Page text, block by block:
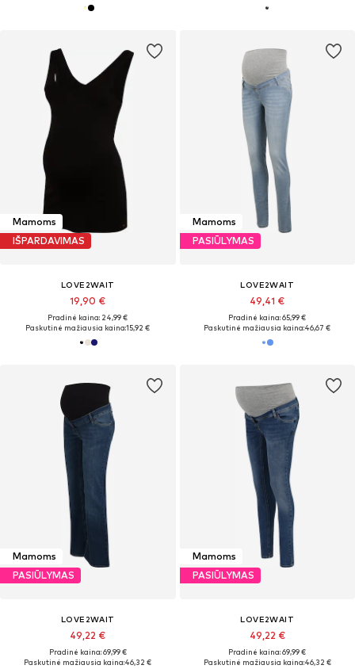
Mamoms
IŠPARDAVIMAS
LOVE2WAIT
19,90 €
Pradinė kaina: 24,99 €
Paskutinė mažiausia kaina:15,92 €
Mamoms
PASIŪLYMAS
LOVE2WAIT
49,41 €
Pradinė kaina: 65,99 €
Paskutinė mažiausia kaina:46,67 €
Mamoms
PASIŪLYMAS
LOVE2WAIT
49,22 €
Pradinė kaina: 69,99 €
Paskutinė mažiausia kaina:46,32 €
Mamoms
PASIŪLYMAS
LOVE2WAIT
49,22 €
Pradinė kaina: 69,99 €
Paskutinė mažiausia kaina:46,32 €